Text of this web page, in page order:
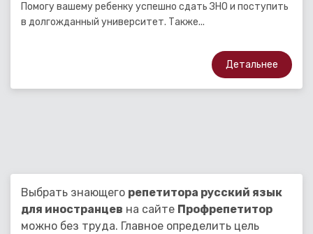
Помогу вашему ребенку успешно сдать ЗНО и поступить
в долгожданный университет. Также...
Детальнее
Выбрать знающего репетитора русский язык
для иностранцев на сайте Профрепетитор
можно без труда. Главное определить цель